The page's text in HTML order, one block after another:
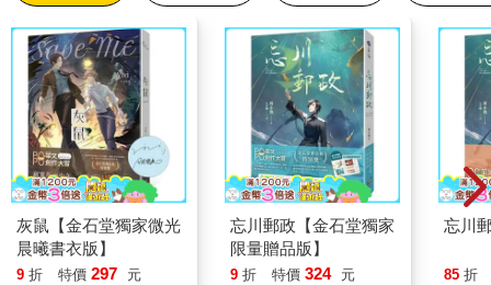
灰鼠【金石堂獨家微光
晨曦書衣版】
9 折 特價 297 元
忘川郵政【金石堂獨家
限量贈品版】
9 折 特價 324 元
忘川
85 折